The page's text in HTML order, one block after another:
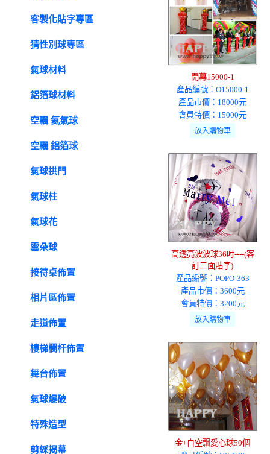
客製化貼字專區
猜性別球專區
氣球材料
鋁箔球材料
空飄 氦氣球
空飄 鋁箔球
氣球拱門
氣球柱
氣球花
雲朵球
接待桌佈置
相片區佈置
走道佈置
樓梯欄杆佈置
舞台佈置
氣球爆破
特殊造型
剪綵揭幕
開幕15000-1
產品編號：O15000-1
產品市價：18000元
會員特價：15000元
高透亮波波球36吋----(客
訂二面貼字)
產品編號：POPO-363
產品市價：3600元
會員特價：3200元
金+白空飄愛心球50個